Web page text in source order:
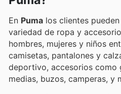
En Puma los clientes
variedad de ropa y
hombres, mujeres y niños
camisetas, pantalones y
deportivo, accesorios como
medias, buzos, camperas, y